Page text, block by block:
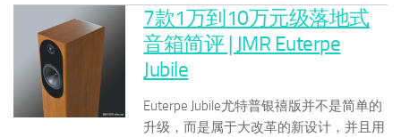
7款1万到10万元级落地式
音箱简评 | JMR Euterpe
Jubile
Euterpe Jubile尤特普银禧版并不是简单的
升级，而是属于大改革的新设计，并且用